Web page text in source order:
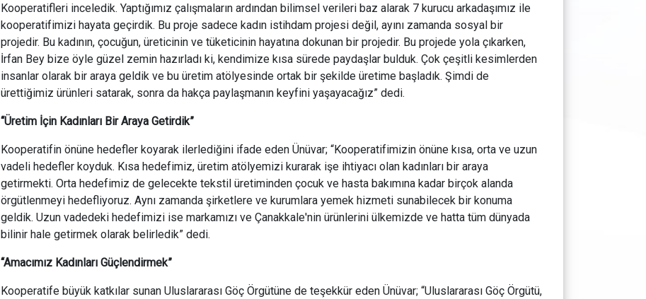
Kooperatifleri inceledik. Yaptığımız çalışmaların ardından bilimsel verileri baz alarak 7 kurucu arkadaşımız ile
kooperatifimizi hayata geçirdik. Bu proje sadece kadın istihdam projesi değil, ayını zamanda sosyal bir
projedir. Bu kadının, çocuğun, üreticinin ve tüketicinin hayatına dokunan bir projedir. Bu projede yola çıkarken,
İrfan Bey bize öyle güzel zemin hazırladı ki, kendimize kısa sürede paydaşlar bulduk. Çok çeşitli kesimlerden
insanlar olarak bir araya geldik ve bu üretim atölyesinde ortak bir şekilde üretime başladık. Şimdi de
ürettiğimiz ürünleri satarak, sonra da hakça paylaşmanın keyfini yaşayacağız” dedi.
“Üretim İçin Kadınları Bir Araya Getirdik”
Kooperatifin önüne hedefler koyarak ilerlediğini ifade eden Ünüvar; “Kooperatifimizin önüne kısa, orta ve uzun
vadeli hedefler koyduk. Kısa hedefimiz, üretim atölyemizi kurarak işe ihtiyacı olan kadınları bir araya
getirmekti. Orta hedefimiz de gelecekte tekstil üretiminden çocuk ve hasta bakımına kadar birçok alanda
örgütlenmeyi hedefliyoruz. Aynı zamanda şirketlere ve kurumlara yemek hizmeti sunabilecek bir konuma
geldik. Uzun vadedeki hedefimizi ise markamızı ve Çanakkale'nin ürünlerini ülkemizde ve hatta tüm dünyada
bilinir hale getirmek olarak belirledik” dedi.
“Amacımız Kadınları Güçlendirmek”
Kooperatife büyük katkılar sunan Uluslararası Göç Örgütüne de teşekkür eden Ünüvar; “Uluslararası Göç Örgütü,